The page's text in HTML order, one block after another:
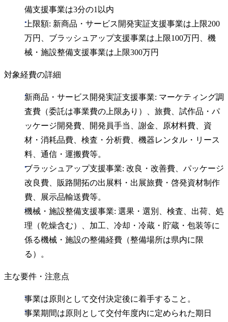
備支援事業は3分の1以内
上限額: 新商品・サービス開発実証支援事業は上限200
万円、ブラッシュアップ支援事業は上限100万円、機
械・施設整備支援事業は上限300万円
対象経費の詳細
新商品・サービス開発実証支援事業: マーケティング調
査費（委託は事業費の上限あり）、旅費、試作品・パ
ッケージ開発費、開発員手当、謝金、原材料費、資
材・消耗品費、検査・分析費、機器レンタル・リース
料、通信・運搬費等。
ブラッシュアップ支援事業: 改良・改善費、パッケージ
改良費、販路開拓の出展料・出展旅費・啓発資材制作
費、展示品輸送費等。
機械・施設整備支援事業: 選果・選別、検査、出荷、処
理（乾燥含む）、加工、冷却・冷蔵・貯蔵・包装等に
係る機械・施設の整備経費（整備場所は県内に限
る）。
主な要件・注意点
事業は原則として交付決定後に着手すること。
事業期間は原則として交付年度内に定められた期日